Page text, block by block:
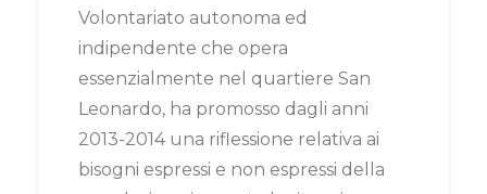
Volontariato autonoma ed
indipendente che opera
essenzialmente nel quartiere San
Leonardo, ha promosso dagli anni
2013-2014 una riflessione relativa ai
bisogni espressi e non espressi della